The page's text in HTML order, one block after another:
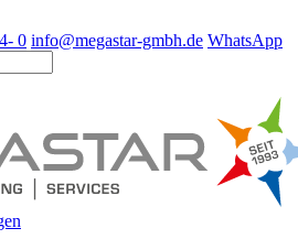
0 info@megastar-gmbh.de WhatsApp